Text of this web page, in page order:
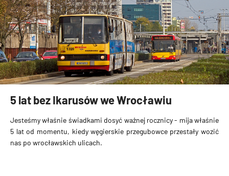
5 lat bez Ikarusów we Wrocławiu
Jesteśmy właśnie świadkami dosyć ważnej rocznicy - mija właśnie
5 lat od momentu, kiedy węgierskie przegubowce przestały wozić
nas po wrocławskich ulicach.